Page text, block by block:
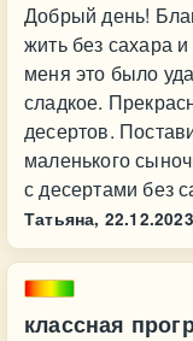
Добрый день!
жить без сахара
меня это было
сладкое.
десертов.
маленького
с десертами без
Татьяна, 22.12.2023
классная